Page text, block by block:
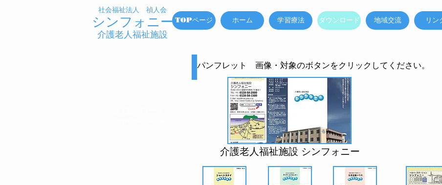
社会福祉法人 禎人会
シンフォニー
​介護老人福祉施設
​パンフレット 画像・対象のボタンをクリックしてください。
介護老人福祉施設 シンフォニー
TOPページ ホーム 学習療法 ダウンロード 地域交流 リン